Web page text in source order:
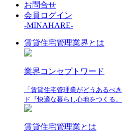
お問合せ
会員ログイン
-MINAHARE-
賃貸住宅管理業界とは
業界コンセプトワード
「賃貸住宅管理業がどうあるべ
ド『快適な暮らし心地をつくる。
賃貸住宅管理業とは